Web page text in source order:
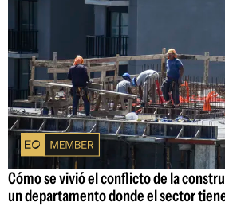
Cómo se vivió el conflicto de la
un departamento donde el sector